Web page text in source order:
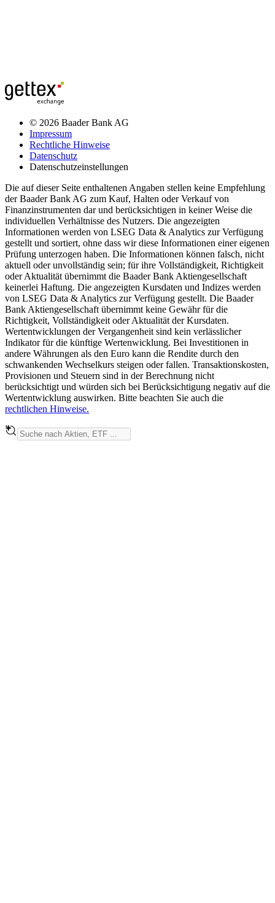
© 2026 Baader Bank AG
Impressum
Rechtliche Hinweise
Datenschutz
Datenschutzeinstellungen
Die auf dieser Seite enthaltenen Angaben stellen keine Empfehlung
der Baader Bank AG zum Kauf, Halten oder Verkauf von
Finanzinstrumenten dar und berücksichtigen in keiner Weise die
individuellen Verhältnisse des Nutzers. Die angezeigten
Informationen werden von LSEG Data & Analytics zur Verfügung
gestellt und sortiert, ohne dass wir diese Informationen einer eigenen
Prüfung unterzogen haben. Die Informationen können falsch, nicht
aktuell oder unvollständig sein; für ihre Vollständigkeit, Richtigkeit
oder Aktualität übernimmt die Baader Bank Aktiengesellschaft
keinerlei Haftung. Die angezeigten Kursdaten und Indizes werden
von LSEG Data & Analytics zur Verfügung gestellt. Die Baader
Bank Aktiengesellschaft übernimmt keine Gewähr für die
Richtigkeit, Vollständigkeit oder Aktualität der Kursdaten.
Wertentwicklungen der Vergangenheit sind kein verlässlicher
Indikator für die künftige Wertenwicklung. Bei Investitionen in
andere Währungen als den Euro kann die Rendite durch den
schwankenden Wechselkurs steigen oder fallen. Transaktionskosten,
Provisionen und Steuern sind in der Berechnung nicht
berücksichtigt und würden sich bei Berücksichtigung negativ auf die
Wertentwicklung auswirken. Bitte beachten Sie auch die
rechtlichen Hinweise.